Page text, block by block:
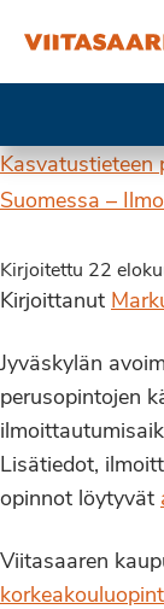
Kasvatustieteen
Suomessa –
Kirjoitettu 22
Kirjoittanut
Jyväskylän
perusopintojen
Lisätiedot,
opinnot löytyvät
Viitasaaren